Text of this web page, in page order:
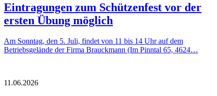
Eintragungen zum Schützenfest vor der
ersten Übung möglich
Am Sonntag, den 5. Juli, findet von 11 bis 14 Uhr auf dem
Betriebsgelände der Firma Brauckmann (Im Pinntal 65, 4624…
11.06.2026